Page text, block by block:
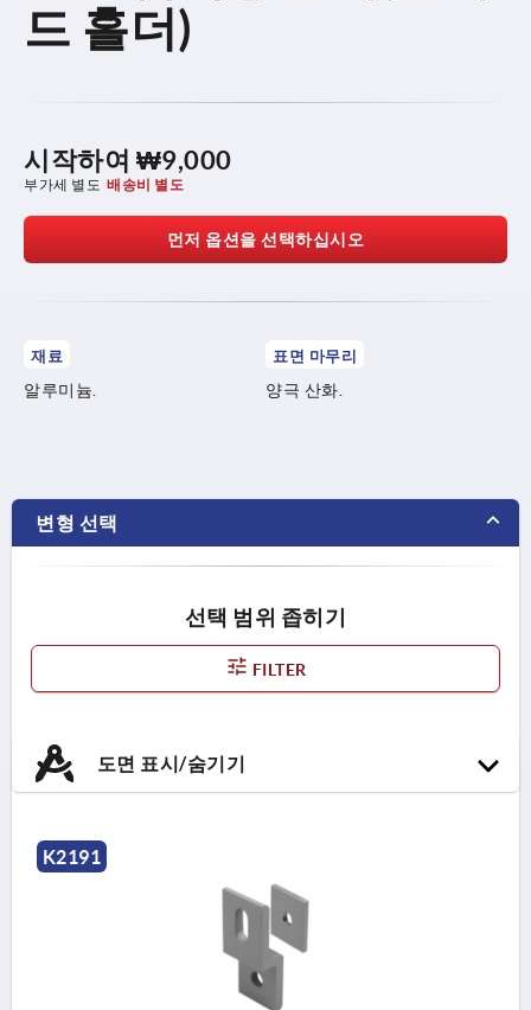
드 홀더)
시작하여 ₩9,000
부가세 별도 배송비 별도
먼저 옵션을 선택하십시오
재료
알루미늄.
표면 마무리
양극 산화.
변형 선택
선택 범위 좁히기
FILTER
도면 표시/숨기기
K2191